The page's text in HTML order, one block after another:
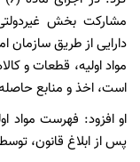
دارایی از طریق
مواد اولیه، قطعات و
است، اخذ و منابع حاصله را به
او افزود: فهرست مواد
پس از ابلاغ قانون،